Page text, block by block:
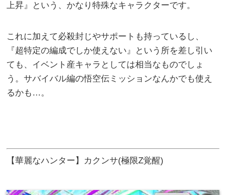
上昇』という、かなり特殊なキャラクターです。
これに加えて必殺封じやサポートも持っているし、
『超特定の編成でしか使えない』という所を差し引い
ても、イベント産キャラとしては相当なものでしょ
う。サバイバル編の悟空伝ミッションなんかでも使え
るかも…。
【華麗なハンター】カクンサ(極限Z覚醒)